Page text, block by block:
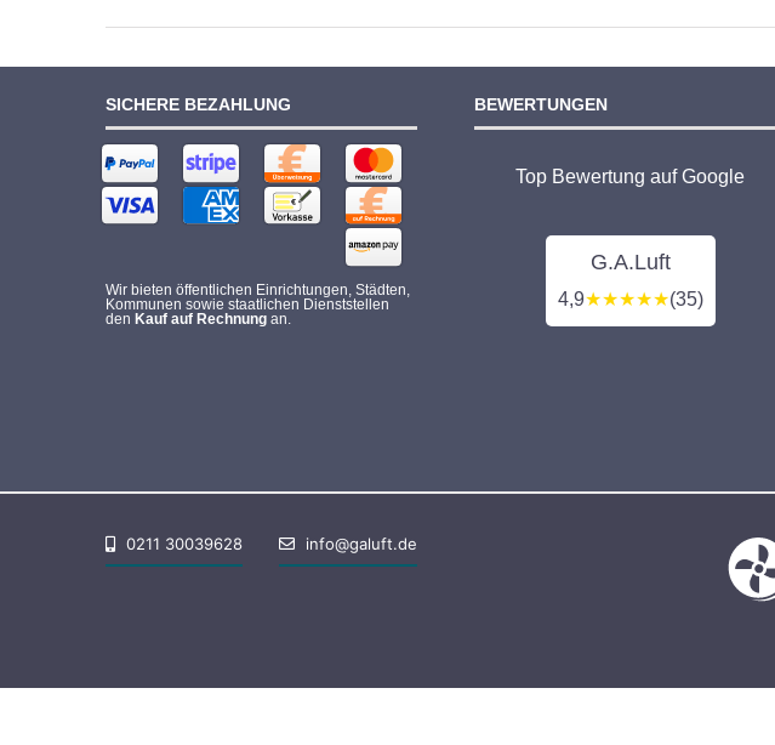
SICHERE BEZAHLUNG
Wir bieten öffentlichen Einrichtungen, Städten,
Kommunen sowie staatlichen Dienststellen
den Kauf auf Rechnungan.
BEWERTUNGEN
Top Bewertung auf Google
G.A.Luft
4,9★★★★★(35)
0211 30039628 info@galuft.de